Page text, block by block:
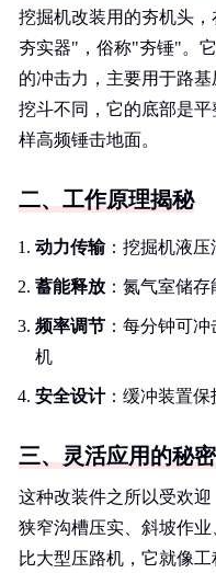
挖掘机改装用的夯机头
夯实器"，俗称"夯锤"。
的冲击力，主要用于路
挖斗不同，它的底部是
样高频锤击地面。
二、工作原理揭秘
动力传输：挖掘机液压
蓄能释放 ：氮气室储
频率调节 ：每分钟可
机
安全设计：缓冲装置保
三、灵活应用的秘密
这种改装件之所以受欢迎
狭窄沟槽压实、斜坡作
比大型压路机，它就像